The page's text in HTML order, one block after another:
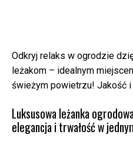
Odkryj relaks w ogrodzie
leżakom – idealnym
świeżym powietrzu! Jakość
Luksusowa leżanka
elegancja i trwałość w